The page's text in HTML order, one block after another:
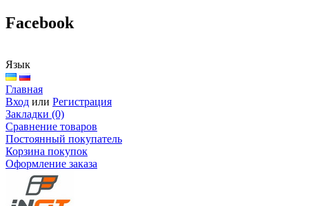
Facebook
Язык
Главная
Вход или Регистрация
Закладки (0)
Сравнение товаров
Постоянный покупатель
Корзина покупок
Оформление заказа